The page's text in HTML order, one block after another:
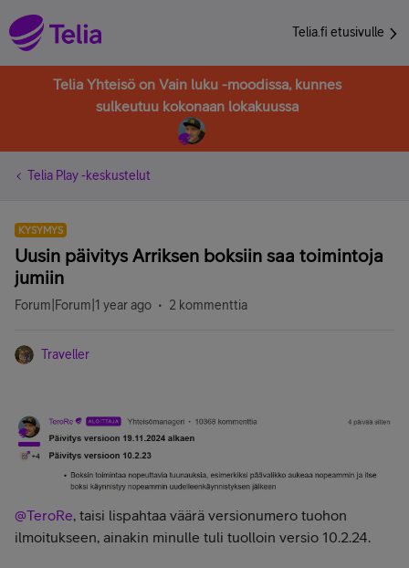
Telia.fi etusivulle
Telia Yhteisö on Vain luku -moodissa, kunnes
sulkeutuu kokonaan lokakuussa
Telia Play -keskustelut
KYSYMYS
Uusin päivitys Arriksen boksiin saa toimintoja
jumiin
Forum|Forum|1 year ago 2 kommenttia
Traveller
@TeroRe, taisi lispahtaa väärä versionumero tuohon
ilmoitukseen, ainakin minulle tuli tuolloin versio 10.2.24.